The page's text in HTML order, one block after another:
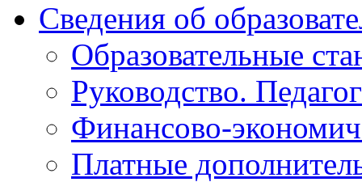
Сведения об
Образовательные
Руководство.
Финансово-
Платные